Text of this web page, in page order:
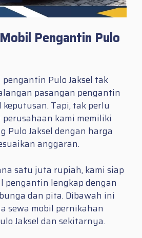
Pengantin Pulo
Pulo Jaksel tak
pasangan pengantin
Tapi, tak perlu
kami memiliki
Pulo Jaksel dengan harga
anggaran.
satu juta rupiah, kami siap
pengantin lengkap dengan
dan pita. Dibawah ini
sewa mobil pernikahan
Jaksel dan sekitarnya.